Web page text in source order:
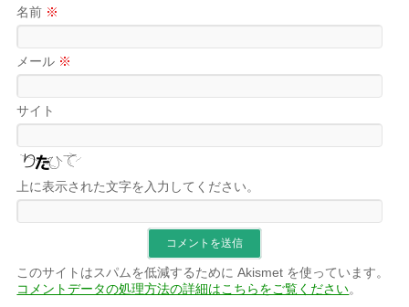
名前 ※
メール ※
サイト
上に表示された文字を入力してください。
このサイトはスパムを低減するために Akismet を使っています。
コメントデータの処理方法の詳細はこちらをご覧ください。